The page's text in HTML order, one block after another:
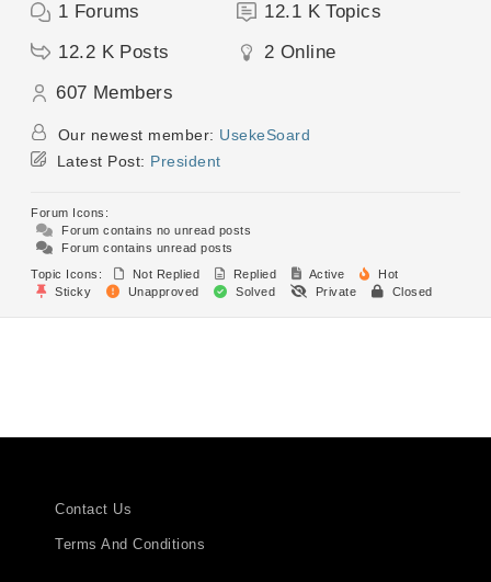
1 Forums 12.1 K Topics
12.2 K Posts 2 Online
607 Members
Our newest member: UsekeSoard
Latest Post: President
Forum Icons:
Forum contains no unread posts
Forum contains unread posts
Topic Icons:
Not Replied Replied Active
Hot
Sticky
Unapproved Solved Private Closed
Contact Us
Terms And Conditions